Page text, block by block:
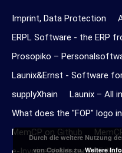
Imprint, Data Protection
ERPL Software - the ERP
Prosopiko –
Launix&Ernst - Software
supplyXhain
Launix – All
What does the "FOP" logo
MemCP on Github
Durch die weitere Nutzung
von Cookies zu.Weitere